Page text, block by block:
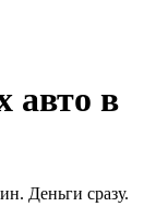
авто в
Деньги сразу.